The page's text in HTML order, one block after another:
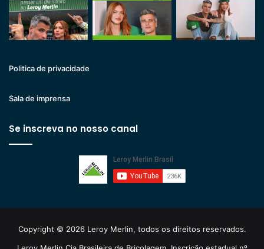
Politica de privacidade
Sala de imprensa
Se inscreva no nosso canal
Copyright © 2026 Leroy Merlin, todos os direitos reservados.